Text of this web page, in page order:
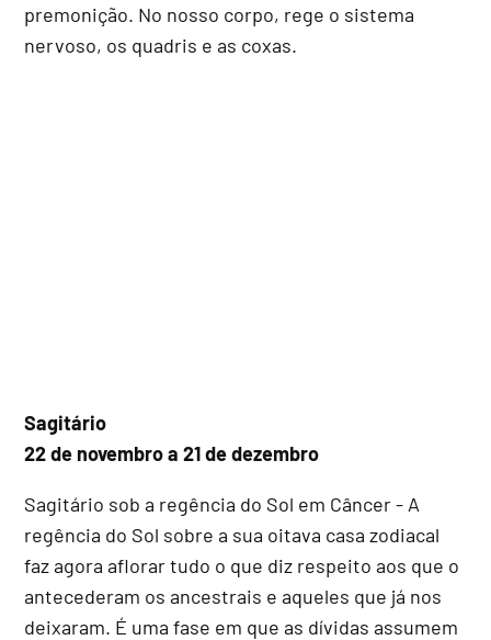
premonição. No nosso corpo, rege o sistema
nervoso, os quadris e as coxas.
Sagitário
22 de novembro a 21 de dezembro
Sagitário sob a regência do Sol em Câncer - A
regência do Sol sobre a sua oitava casa zodiacal
faz agora aflorar tudo o que diz respeito aos que o
antecederam os ancestrais e aqueles que já nos
deixaram. É uma fase em que as dívidas assumem